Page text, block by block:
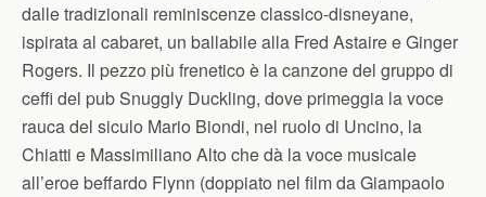
dalle tradizionali reminiscenze classico-disneyane,
ispirata al cabaret, un ballabile alla Fred Astaire e Ginger
Rogers. Il pezzo più frenetico è la canzone del gruppo di
ceffi del pub Snuggly Duckling, dove primeggia la voce
rauca del siculo Mario Biondi, nel ruolo di Uncino, la
Chiatti e Massimiliano Alto che dà la voce musicale
all’eroe beffardo Flynn (doppiato nel film da Giampaolo